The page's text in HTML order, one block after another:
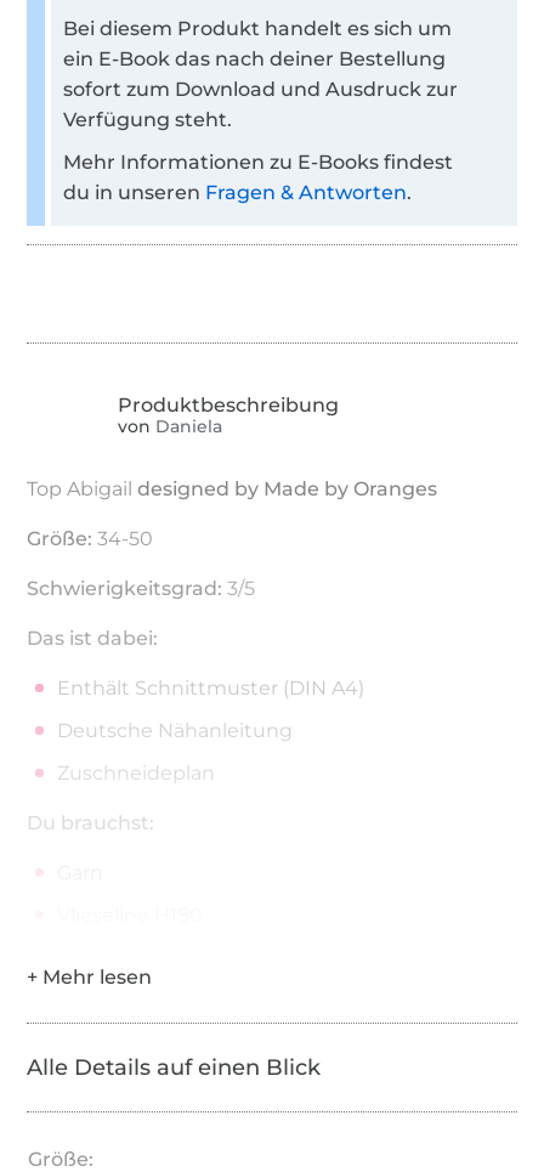
Bei diesem Produkt handelt es sich um
ein E-Book das nach deiner Bestellung
sofort zum Download und Ausdruck zur
Verfügung steht.
Mehr Informationen zu E-Books findest
du in unseren Fragen & Antworten.
von Daniela
Top Abigaildesigned by Made by Oranges
Größe: 34-50
Schwierigkeitsgrad: 3/5
Das ist dabei:
Enthält Schnittmuster (DIN A4)
Deutsche Nähanleitung
Zuschneideplan
Du brauchst:
Alle Details auf einen Blick
Größe: